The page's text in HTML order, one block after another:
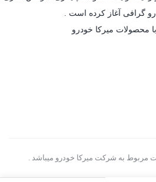
گرافی آغاز کرده است .
محصولات میرکا خودرو
به شرکت میرکا خودرو میباشد .